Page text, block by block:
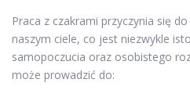
Praca z czakrami przyczynia się
naszym ciele, co jest niezwykle
samopoczucia oraz osobistego
może prowadzić do: